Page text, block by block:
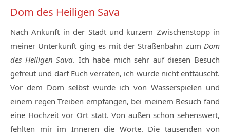
Dom des Heiligen Sava
Nach Ankunft in der Stadt und kurzem Zwischenstopp in
meiner Unterkunft ging es mit der Straßenbahn zum Dom
des Heiligen Sava. Ich habe mich sehr auf diesen Besuch
gefreut und darf Euch verraten, ich wurde nicht enttäuscht.
Vor dem Dom selbst wurde ich von Wasserspielen und
einem regen Treiben empfangen, bei meinem Besuch fand
eine Hochzeit vor Ort statt. Von außen schon sehenswert,
fehlten mir im Inneren die Worte. Die tausenden von